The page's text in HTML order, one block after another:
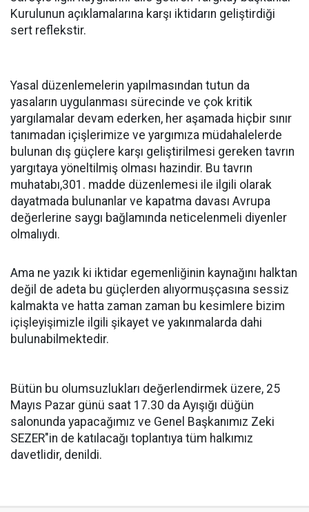
Kurulunun açıklamalarına karşı iktidarın geliştirdiği
sert reflekstir.
Yasal düzenlemelerin yapılmasından tutun da
yasaların uygulanması sürecinde ve çok kritik
yargılamalar devam ederken, her aşamada hiçbir sınır
tanımadan içişlerimize ve yargımıza müdahalelerde
bulunan dış güçlere karşı geliştirilmesi gereken tavrın
yargıtaya yöneltilmiş olması hazindir. Bu tavrın
muhatabı,301. madde düzenlemesi ile ilgili olarak
dayatmada bulunanlar ve kapatma davası Avrupa
değerlerine saygı bağlamında neticelenmeli diyenler
olmalıydı.
Ama ne yazık ki iktidar egemenliğinin kaynağını halktan
değil de adeta bu güçlerden alıyormuşçasına sessiz
kalmakta ve hatta zaman zaman bu kesimlere bizim
içişleyişimizle ilgili şikayet ve yakınmalarda dahi
bulunabilmektedir.
Bütün bu olumsuzlukları değerlendirmek üzere, 25
Mayıs Pazar günü saat 17.30 da Ayışığı düğün
salonunda yapacağımız ve Genel Başkanımız Zeki
SEZER"in de katılacağı toplantıya tüm halkımız
davetlidir, denildi.